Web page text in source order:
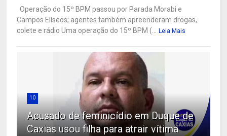
Operação do 15º BPM passou por Parada Morabi e
Campos Elíseos; agentes também apreenderam drogas,
colete e rádio Uma operação do 15º BPM (...
Leia Mais
10
Acusado de feminicídio em Duque de
Caxias usou filha para atrair vítima